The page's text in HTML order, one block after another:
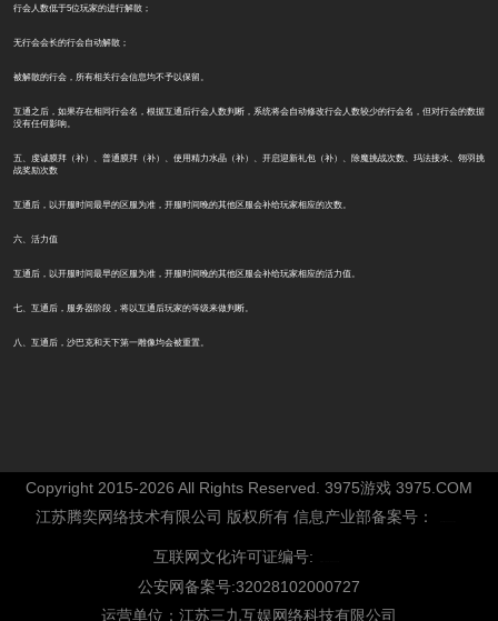
行会人数低于5位玩家的进行解散；
无行会会长的行会自动解散；
被解散的行会，所有相关行会信息均不予以保留。
互通之后，如果存在相同行会名，根据互通后行会人数判断，系统将会自动修改行会人数较少的行会名，但对行会的数据
没有任何影响。
五、虔诚膜拜（补）、普通膜拜（补）、使用精力水晶（补）、开启迎新礼包（补）、除魔挑战次数、玛法接水、翎羽挑
战奖励次数
互通后，以开服时间最早的区服为准，开服时间晚的其他区服会补给玩家相应的次数。
六、活力值
互通后，以开服时间最早的区服为准，开服时间晚的其他区服会补给玩家相应的活力值。
七、互通后，服务器阶段，将以互通后玩家的等级来做判断。
八、互通后，沙巴克和天下第一雕像均会被重置。
Copyright 2015-2026 All Rights Reserved. 3975游戏 3975.COM
江苏腾奕网络技术有限公司 版权所有 信息产业部备案号：
互联网文化许可证编号:
公安网备案号:32028102000727
运营单位：江苏三九互娱网络科技有限公司